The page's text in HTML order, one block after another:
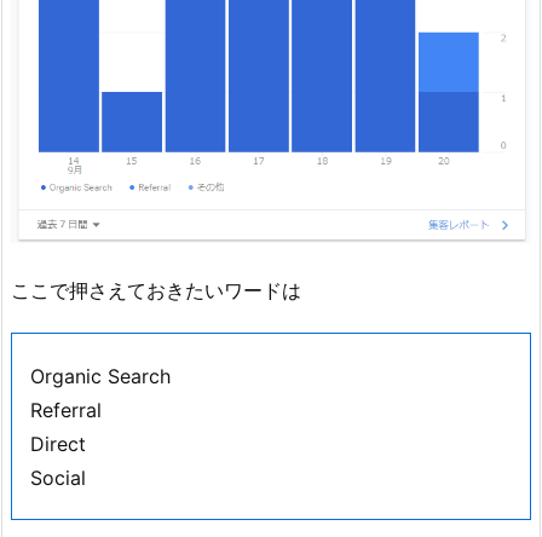
ここで押さえておきたいワードは
Organic Search
Referral
Direct
Social